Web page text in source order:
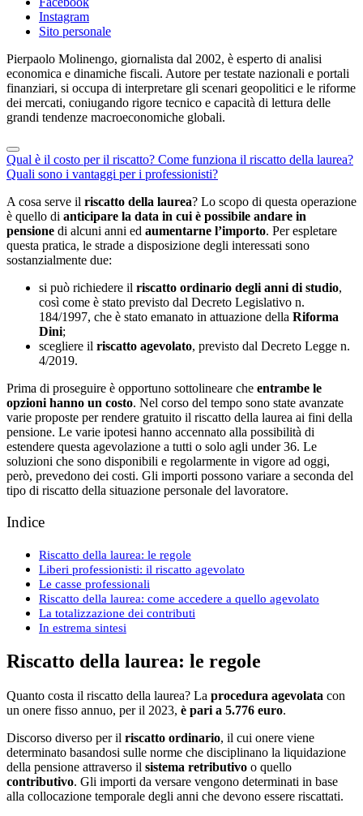
Instagram
Sito personale
Pierpaolo Molinengo, giornalista dal 2002, è esperto di analisi
economica e dinamiche fiscali. Autore per testate nazionali e portali
finanziari, si occupa di interpretare gli scenari geopolitici e le riforme
dei mercati, coniugando rigore tecnico e capacità di lettura delle
grandi tendenze macroeconomiche globali.
Qual è il costo per il riscatto? Come funziona il riscatto della laurea?
Quali sono i vantaggi per i professionisti?
A cosa serve il riscatto della laurea? Lo scopo di questa operazione
è quello di anticipare la data in cui è possibile andare in
pensione di alcuni anni ed aumentarne l’importo. Per espletare
questa pratica, le strade a disposizione degli interessati sono
sostanzialmente due:
si può richiedere il riscatto ordinario degli anni di studio,
così come è stato previsto dal Decreto Legislativo n.
184/1997, che è stato emanato in attuazione della Riforma
Dini;
scegliere il riscatto agevolato, previsto dal Decreto Legge n.
4/2019.
Prima di proseguire è opportuno sottolineare che entrambe le
opzioni hanno un costo. Nel corso del tempo sono state avanzate
varie proposte per rendere gratuito il riscatto della laurea ai fini della
pensione. Le varie ipotesi hanno accennato alla possibilità di
estendere questa agevolazione a tutti o solo agli under 36. Le
soluzioni che sono disponibili e regolarmente in vigore ad oggi,
però, prevedono dei costi. Gli importi possono variare a seconda del
tipo di riscatto della situazione personale del lavoratore.
Indice
Riscatto della laurea: le regole
Liberi professionisti: il riscatto agevolato
Le casse professionali
Riscatto della laurea: come accedere a quello agevolato
La totalizzazione dei contributi
In estrema sintesi
Riscatto della laurea: le regole
Quanto costa il riscatto della laurea? La procedura agevolata con
un onere fisso annuo, per il 2023, è pari a 5.776 euro.
Discorso diverso per il riscatto ordinario, il cui onere viene
determinato basandosi sulle norme che disciplinano la liquidazione
della pensione attraverso il sistema retributivo o quello
contributivo. Gli importi da versare vengono determinati in base
alla collocazione temporale degli anni che devono essere riscattati.